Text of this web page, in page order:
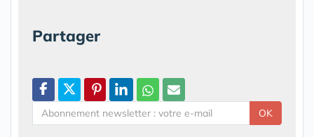
Partager
OK